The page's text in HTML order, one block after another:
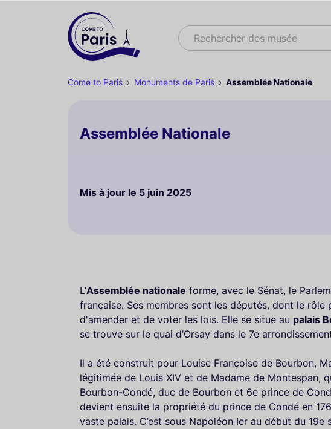
Rechercher
Rechercher des musées
Come to Paris Monuments de Paris Assemblée Nationale
Assemblée Nationale
Mis à jour le 5 juin 2025
L’Assemblée nationale forme, avec le Sénat, le
française. Ses membres sont les députés, dont le
d'amender et de voter les lois. Elle se situe au palais
se trouve sur le quai d’Orsay dans le 7e
Il a été construit pour Louise Françoise de Bourbon,
légitimée de Louis XIV et de Madame de Montespan,
Bourbon-Condé, duc de Bourbon et 6e prince de
devient ensuite la propriété du prince de Condé en
vaste palais. C’est sous Napoléon Ier au début du 19e